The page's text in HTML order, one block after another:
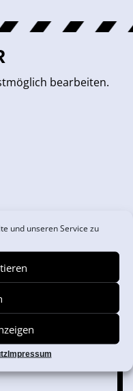
und unseren Service zu
Impressum
bearbeiten.